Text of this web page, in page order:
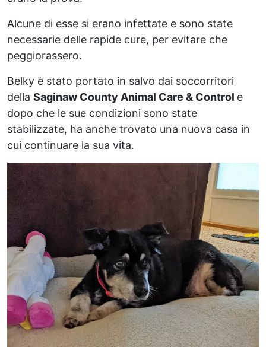
Alcune di esse si erano infettate e sono state
necessarie delle rapide cure, per evitare che
peggiorassero.
Belky è stato portato in salvo dai soccorritori
della Saginaw County Animal Care & Control e
dopo che le sue condizioni sono state
stabilizzate, ha anche trovato una nuova casa in
cui continuare la sua vita.